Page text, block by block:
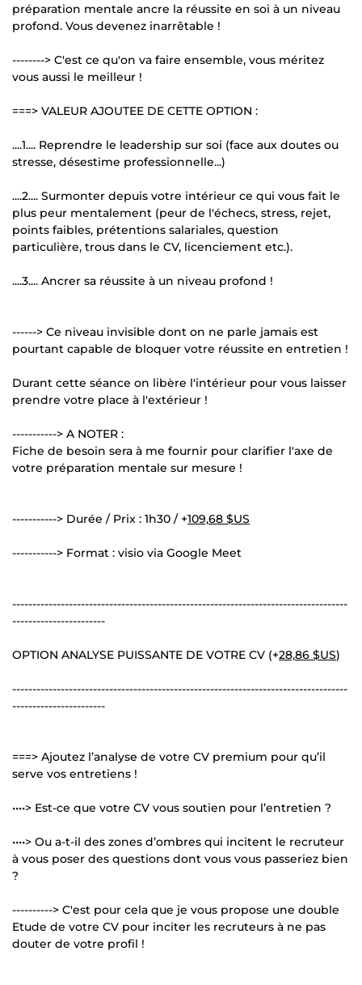
préparation mentale ancre la réussite en soi à un niveau
profond. Vous devenez inarrêtable !
--------> C'est ce qu'on va faire ensemble, vous méritez
vous aussi le meilleur !
===> VALEUR AJOUTEE DE CETTE OPTION :
....1.... Reprendre le leadership sur soi (face aux doutes ou
stresse, désestime professionnelle...)
....2.... Surmonter depuis votre intérieur ce qui vous fait le
plus peur mentalement (peur de l'échecs, stress, rejet,
points faibles, prétentions salariales, question
particulière, trous dans le CV, licenciement etc.).
....3.... Ancrer sa réussite à un niveau profond !
------> Ce niveau invisible dont on ne parle jamais est
pourtant capable de bloquer votre réussite en entretien !
Durant cette séance on libère l'intérieur pour vous laisser
prendre votre place à l'extérieur !
-----------> A NOTER :
Fiche de besoin sera à me fournir pour clarifier l'axe de
votre préparation mentale sur mesure !
-----------> Durée / Prix : 1h30 / +109,68 $US
-----------> Format : visio via Google Meet
-----------------------------------------------------------------------------------
-----------------------
OPTION ANALYSE PUISSANTE DE VOTRE CV (+28,86 $US)
-----------------------------------------------------------------------------------
-----------------------
===> Ajoutez l’analyse de votre CV premium pour qu’il
serve vos entretiens !
••••> Est-ce que votre CV vous soutien pour l’entretien ?
••••> Ou a-t-il des zones d’ombres qui incitent le recruteur
à vous poser des questions dont vous vous passeriez bien
?
----------> C'est pour cela que je vous propose une double
Etude de votre CV pour inciter les recruteurs à ne pas
douter de votre profil !